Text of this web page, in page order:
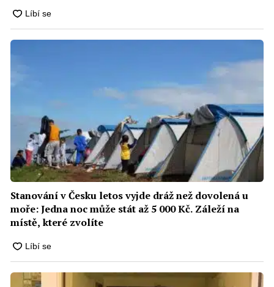
Stanování v Česku letos vyjde dráž než dovolená u
moře: Jedna noc může stát až 5 000 Kč. Záleží na
místě, které zvolíte